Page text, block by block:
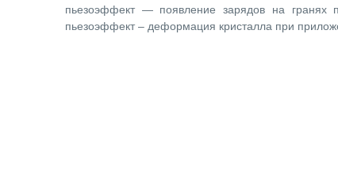
пьезоэффект — появление зарядов на гранях
пьезоэффект – деформация кристалла при